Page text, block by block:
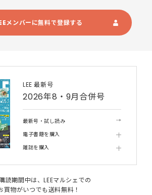
メンバーに無料で登録する
LEE 最新号
2026年8・9月合併号
最新号・試し読み
電子書籍を購入
雑誌を購入
読期間中は、LEEマルシェでの
買物がいつでも送料無料！